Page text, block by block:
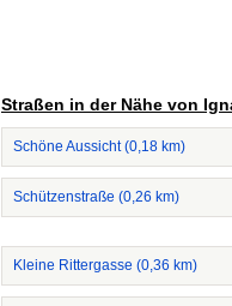
Straßen in der Nähe von
Schöne Aussicht (0,18 km)
Schützenstraße (0,26 km)
Kleine Rittergasse (0,36 km)